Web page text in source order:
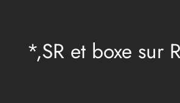
contenu*,SR et boxe sur